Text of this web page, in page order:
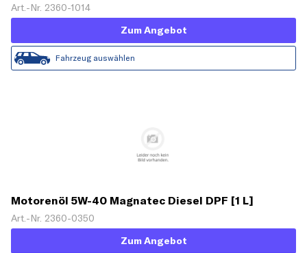
Art.-Nr. 2360-1014
Zum Angebot
Fahrzeug auswählen
Motorenöl 5W-40 Magnatec Diesel DPF [1 L]
Art.-Nr. 2360-0350
Zum Angebot